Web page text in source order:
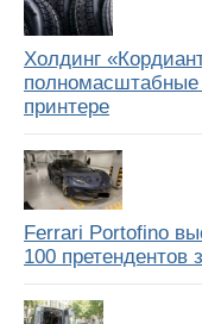
Холдинг
принтере
Ferrari Portofino
100 претендентов